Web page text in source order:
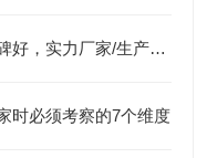
【聚焦】国产脆碎度仪哪个牌子口碑好，实力厂家/生产商/供应商推荐——海益达仪器
时必须考察的7个维度